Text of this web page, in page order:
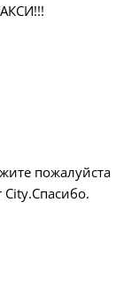
пожалуйста
City.Спасибо.